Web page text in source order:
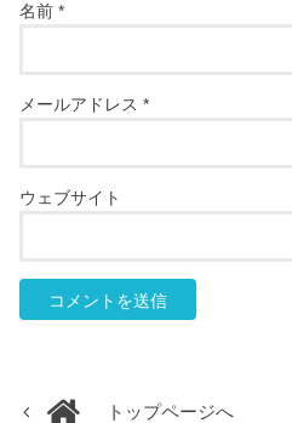
名前*
メールアドレス*
ウェブサイト
トップページへ